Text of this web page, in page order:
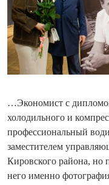
…Экономист с
холодильного и
профессиональный
заместителем
Кировского района, но
него именно